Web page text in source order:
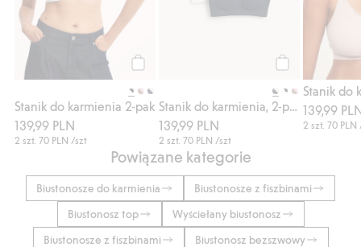
Stanik do karmienia 2-pak
139,99 PLN
2 szt. 70 PLN /szt
139,99 PLN
2 szt.70 PLN /szt
139,99
2 szt.70 PLN
Powiązane kategorie
Biustonosze do karmienia
Biustonosze z fiszbinami
Biustonosz top
Wyściełany biustonosz
Biustonosze z fiszbinami
Biustonosz bezszwowy